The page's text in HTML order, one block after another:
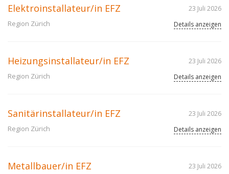
Elektroinstallateur/in EFZ
Region Zürich
23 Juli 2026
Details anzeigen
Heizungsinstallateur/in EFZ
Region Zürich
23 Juli 2026
Details anzeigen
Sanitärinstallateur/in EFZ
Region Zürich
23 Juli 2026
Details anzeigen
Metallbauer/in EFZ
23 Juli 2026